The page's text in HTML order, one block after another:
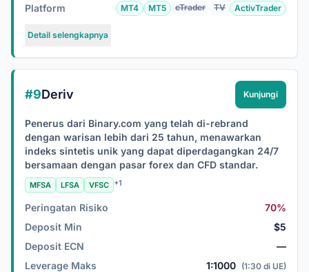
Platform MT4 MT5 cTrader TV ActivTrader
Detail selengkapnya
#9Deriv Kunjungi
Penerus dari Binary.com yang telah di-rebrand
dengan warisan lebih dari 25 tahun, menawarkan
indeks sintetis unik yang dapat diperdagangkan 24/7
bersamaan dengan pasar forex dan CFD standar.
MFSA LFSA VFSC +1
Peringatan Risiko
70%
Deposit Min
$5
Deposit ECN
—
Leverage Maks
1:1000 (1:30 di UE)